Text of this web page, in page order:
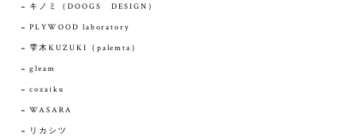
キノミ（DOOGS DESIGN）
PLYWOOD laboratory
雫木KUZUKI（palemta）
gleam
cozaiku
WASARA
リカシツ